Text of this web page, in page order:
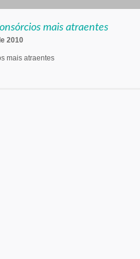
mais atraentes
2010
mais atraentes